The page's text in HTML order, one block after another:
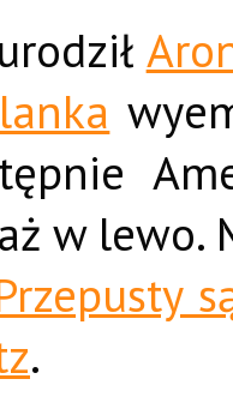
w lewo.
.